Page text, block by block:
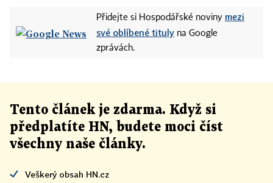
Přidejte si Hospodářské noviny mezi
své oblíbené tituly na Google
zprávách.
Tento článek je zdarma. Když si
předplatíte HN, budete moci číst
všechny naše články.
Veškerý obsah HN.cz